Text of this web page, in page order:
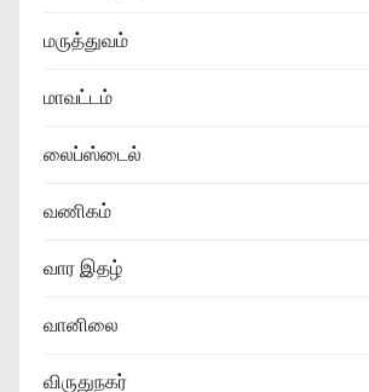
மருத்துவம்
மாவட்டம்
லைப்ஸ்டைல்
வணிகம்
வார இதழ்
வானிலை
விருதுநகர்